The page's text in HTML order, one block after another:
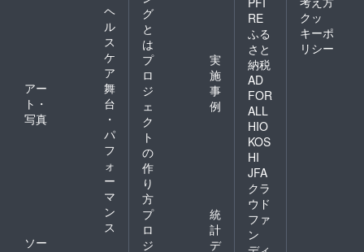
ヘ
ル
ス
ケ
ア
アー
ト・
写真
舞
台
・
パ
フ
ォ
ー
マ
ン
ス
ソー
グ
と
は
プ
ロ
ジ
ェ
ク
ト
の
作
り
方
実
施
事
例
プ
ロ
ジ
統
計
デ
RE
ふる
さと
納税
AD
FOR
ALL
HIO
KOS
HI
JFA
クラ
ウド
ファ
ン
クッ
キーポ
リシー